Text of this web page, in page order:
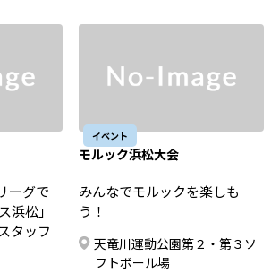
るお問い合わせは、
ージの問い合わせ先までお願いいたします。
ーグで
浜松」
タッフ
イベント
モルック浜松大会
みんなでモルックを楽しも
う！
天竜川運動公園第２・第３ソ
フトボール場